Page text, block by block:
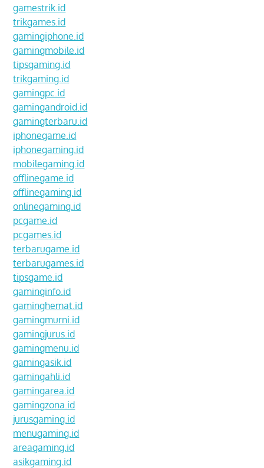
gamestrik.id
trikgames.id
gamingiphone.id
gamingmobile.id
tipsgaming.id
trikgaming.id
gamingpc.id
gamingandroid.id
gamingterbaru.id
iphonegame.id
iphonegaming.id
mobilegaming.id
offlinegame.id
offlinegaming.id
onlinegaming.id
pcgame.id
pcgames.id
terbarugame.id
terbarugames.id
tipsgame.id
gaminginfo.id
gaminghemat.id
gamingmurni.id
gamingjurus.id
gamingmenu.id
gamingasik.id
gamingahli.id
gamingarea.id
gamingzona.id
jurusgaming.id
menugaming.id
areagaming.id
asikgaming.id